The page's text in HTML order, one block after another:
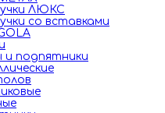
ЛЮКС
со вставками
и подпятники